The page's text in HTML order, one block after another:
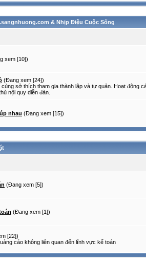
& Nhịp Điệu Cuộc Sống
xem [10])
(Đang xem [24])
sở thích tham gia thành lập và tự quản. Hoạt động
nội quy diễn đàn.
nhau (Đang xem [15])
(Đang xem [5])
(Đang xem [1])
[22])
cáo không liên quan đến lĩnh vực kế toán